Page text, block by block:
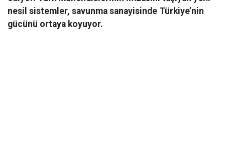
nesil sistemler, savunma sanayisinde Türkiye’nin
gücünü ortaya koyuyor.